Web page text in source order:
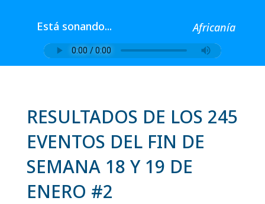
Está sonando... Africanía
RESULTADOS DE LOS 245
EVENTOS DEL FIN DE
SEMANA 18 Y 19 DE
ENERO #2